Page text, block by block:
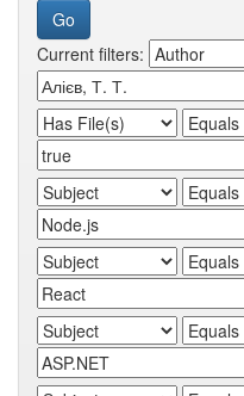
Current filters: